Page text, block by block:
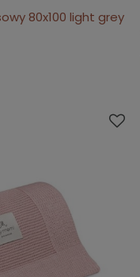
80x100 light grey